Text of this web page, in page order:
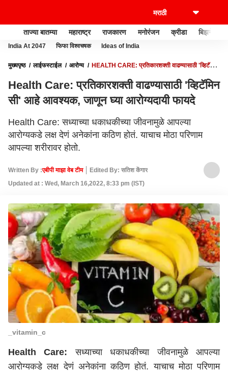
ताज्या बातम्या महाराष्ट्र राजकारण मनोरंजन क्रीडा बिझनेस
India At 2047 फिफा विश्वचषक Ideas of India
मुख्यपृष्ठ लाईफस्टाईल आरोग्य
HEALTH CARE: प्रतिकारशक्ती वाढण्यासाठी 'व्हिटॅमिन
Health Care: प्रतिकारशक्ती वाढण्यासाठी 'व्हिटॅमिन
सी' आहे आवश्यक, जाणून घ्या आरोग्यदायी फायदे
Health Care: सध्याच्या धकाधकीच्या जीवनामुळे आपल्या
आरोग्यकडे लक्ष देणं अनेकांना कठिण होतं. याचाच मोठा परिणाम
आपल्या शरीरावर होतो.
Written By :एबीपी माझा वेब टीम
Edited By: सतिश केंगार
Updated at : Wed, March 16,2022, 8:33 pm (IST)
_vitamin_c
Health Care: सध्याच्या धकाधकीच्या जीवनामुळे आपल्या
आरोग्यकडे लक्ष देणं अनेकांना कठिण होतं. याचाच मोठा परिणाम